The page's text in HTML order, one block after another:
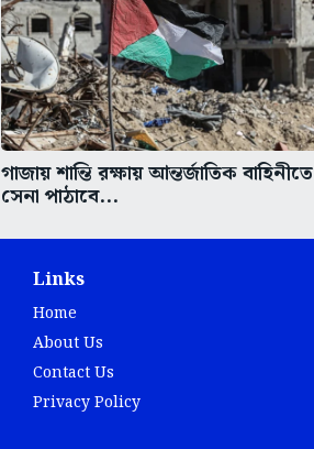
গাজায় শান্তি রক্ষায় আন্তর্জাতিক বাহিনীতে
সেনা পাঠাবে...
Links
Home
About Us
Contact Us
Privacy Policy